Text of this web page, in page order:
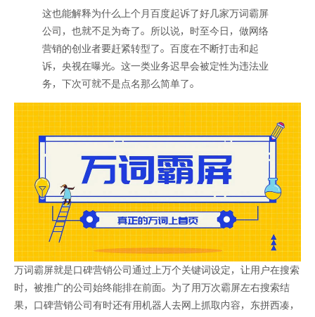
这也能解释为什么上个月百度起诉了好几家万词霸屏
公司，也就不足为奇了。所以说，时至今日，做网络
营销的创业者要赶紧转型了。百度在不断打击和起
诉，央视在曝光。这一类业务迟早会被定性为违法业
务，下次可就不是点名那么简单了。
万词霸屏就是口碑营销公司通过上万个关键词设定，让用户在搜索
时，被推广的公司始终能排在前面。为了用万次霸屏左右搜索结
果，口碑营销公司有时还有用机器人去网上抓取内容，东拼西凑，